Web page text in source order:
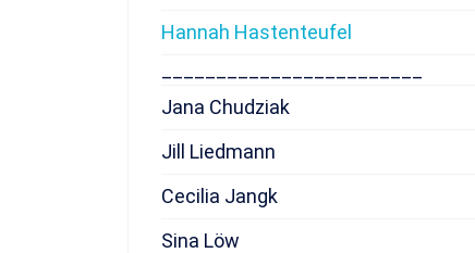
Hannah Hastenteufel
Jana Chudziak
Jill Liedmann
Cecilia Jangk
Sina Löw